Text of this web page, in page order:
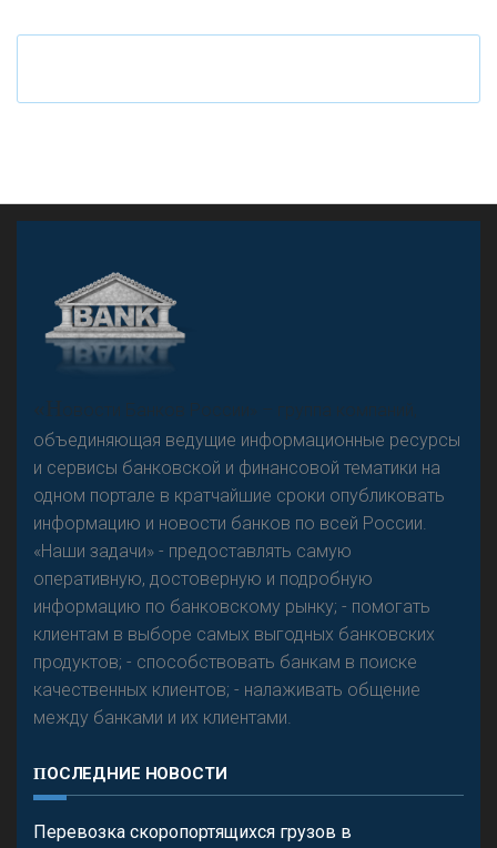
Что будет с наличными деньгами при цифровом
«Н
овости Банков России» – группа компаний,
объединяющая ведущие информационные ресурсы
и сервисы банковской и финансовой тематики на
одном портале в кратчайшие сроки опубликовать
информацию и новости банков по всей России.
«Наши задачи» - предоставлять самую
оперативную, достоверную и подробную
информацию по банковскому рынку; - помогать
клиентам в выборе самых выгодных банковских
продуктов; - способствовать банкам в поиске
качественных клиентов; - налаживать общение
между банками и их клиентами.
ПОСЛЕДНИЕ НОВОСТИ
Перевозка скоропортящихся грузов в